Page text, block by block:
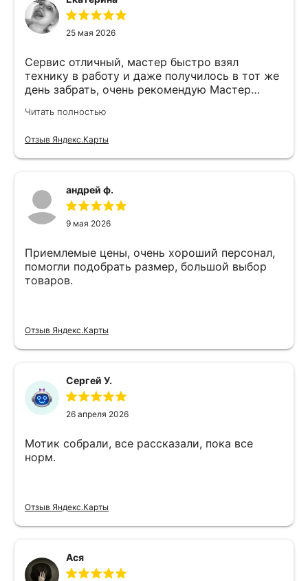
25 мая 2026
Сервис отличный, мастер быстро взял
технику в работу и даже получилось в тот же
день забрать, очень рекомендую Мастер
Читать полностью
Отзыв Яндекс.Карты
андрей ф.
9 мая 2026
Приемлемые цены, очень хороший персонал,
помогли подобрать размер, большой выбор
товаров.
Отзыв Яндекс.Карты
Сергей У.
26 апреля 2026
Мотик собрали, все рассказали, пока все
норм.
Отзыв Яндекс.Карты
Ася